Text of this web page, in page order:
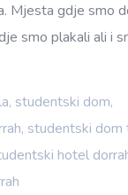
Mjesta gdje smo
smo plakali ali i
, studentski dom,
, studentski dom
hotel